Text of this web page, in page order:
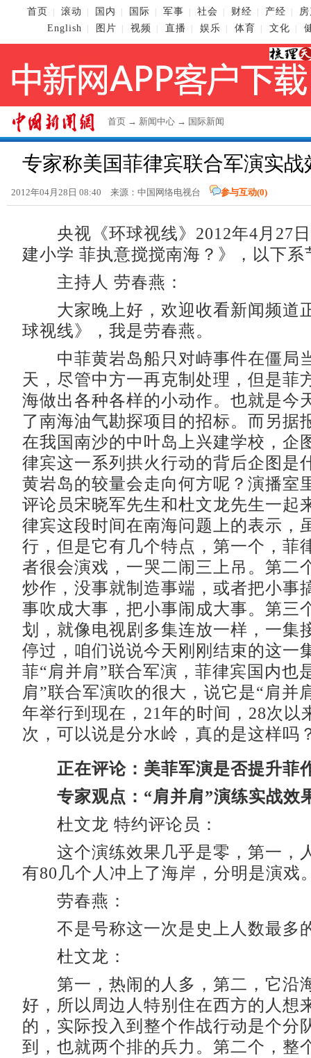
首页 滚动 国内 国际 军事 社会 财经 产经
English
图片 视频 直播 娱乐 体育 文化
首页 → 新闻中心 → 国际新闻
专家称美国菲律宾联合军演实战
2012年04月28日 08:40 来源：中国网络电视台 参与互动(0)
央视《环球视线》2012年4月27日
建小学 菲执意搅搅南海？》，以下系
主持人 劳春燕：
大家晚上好，欢迎收看新闻频道
球视线》，我是劳春燕。
中菲黄岩岛船只对峙事件在僵局
天，尽管中方一再克制处理，但是菲
海做出各种各样的小动作。也就是今
了南海油气勘探项目的招标。而另据
在我国南沙的中叶岛上兴建学校，企
律宾这一系列拱火行动的背后企图是
黄岩岛的较量会走向何方呢？演播室
评论员宋晓军先生和杜文龙先生一起
律宾这段时间在南海问题上的表示，
行，但是它有几个特点，第一个，菲
者很会演戏，一哭二闹三上吊。第二
炒作，没事就制造事端，或者把小事
事吹成大事，把小事闹成大事。第三
划，就像电视剧多集连放一样，一集
停过，咱们说说今天刚刚结束的这一
菲“肩并肩”联合军演，菲律宾国内也
肩”联合军演吹的很大，说它是“肩并
年举行到现在，21年的时间，28次以
次，可以说是分水岭，真的是这样吗
正在评论：美菲军演是否提升菲
专家观点：“肩并肩”演练实战效
杜文龙 特约评论员：
这个演练效果几乎是零，第一，
有80几个人冲上了海岸，分明是演戏
劳春燕：
不是号称这一次是史上人数最多
杜文龙：
第一，热闹的人多，第二，它沿
好，所以周边人特别住在西方的人想
的，实际投入到整个作战行动是个分
到，也就两个排的兵力。第二个，整